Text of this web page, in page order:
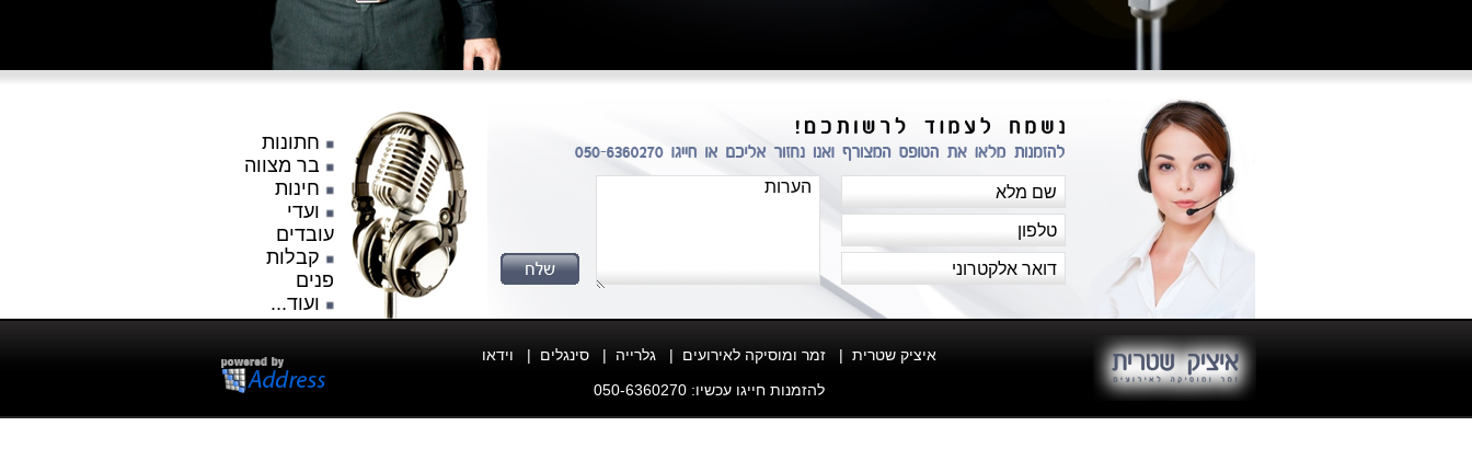
חתונות
בר מצווה
חינות
ועדי
עובדים
קבלות
פנים
ועוד...
איציק שטרית | זמר ומוסיקה לאירועים | גלרייה | סינגלים | וידאו
להזמנות חייגו עכשיו: 050-6360270